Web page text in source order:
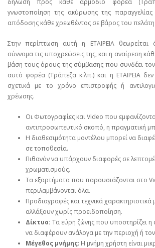
δήλωση προς κάθε αρμόδιο φορέα
γνωστοποίηση της ακύρωσης της
απόδοσης κάθε χρεωθέντος σε βάρος του
Στην περίπτωση αυτή η ΕΤΑΙΡΕΙΑ θεωρείται
σύννομα τις υποχρεώσεις της, και η αναίρεση
βάση τους όρους της σύμβασης που συνδέει
αυτό φορέα (Τράπεζα κ.λπ.) και η ΕΤΑΙΡΕΙΑ
σχετικά με το χρόνο επιστροφής ή
χρέωσης.
Οι Φωτογραφίες και Video που
αντιπροσωπευτικό σκοπό, η πραγματική
Η διαθεσιμότητα μοντέλου μπορεί να
σε τοποθεσία.
Πιθανόν να υπάρχουν διαφορές σε
χρωματισμούς.
Τα εξαρτήματα που παρουσιάζονται στο
περιλαμβάνονται όλα.
Προδιαγραφές και τεχνικά
αλλάξουν χωρίς προειδοποίηση.
Δίκτυο: Τα εύρη ζώνης που υποστηρίζει η
να διαφέρουν ανάλογα με την περιοχή ή
Μέγεθος μνήμης: Η μνήμη χρήστη είναι